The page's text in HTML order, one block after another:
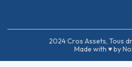
2024 Cros Assets, Tous
Made with ♥ by